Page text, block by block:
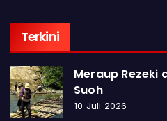
Terkini
Meraup Rezeki
Suoh
10 Juli 2026